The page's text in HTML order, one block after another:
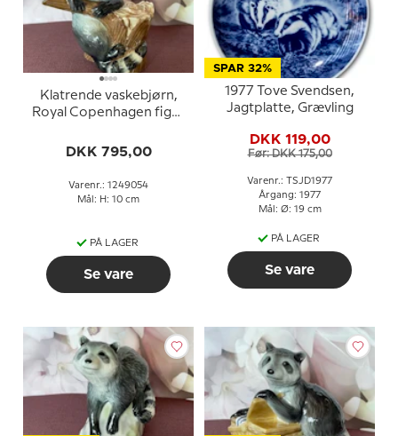
Klatrende vaskebjørn,
Royal Copenhagen figur
DKK 795,00
Varenr.: 1249054
Mål: H: 10 cm
PÅ LAGER
Se vare
SPAR 32%
1977 Tove Svendsen,
Jagtplatte, Grævling
DKK 119,00
Før: DKK 175,00
Varenr.: TSJD1977
Årgang: 1977
Mål: Ø: 19 cm
PÅ LAGER
Se vare